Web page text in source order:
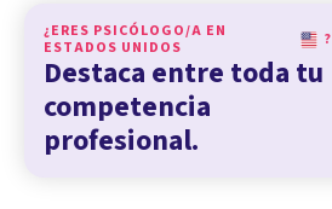
¿ERES PSICÓLOGO/A EN
ESTADOS UNIDOS
?
Destaca entre toda tu
competencia
profesional.